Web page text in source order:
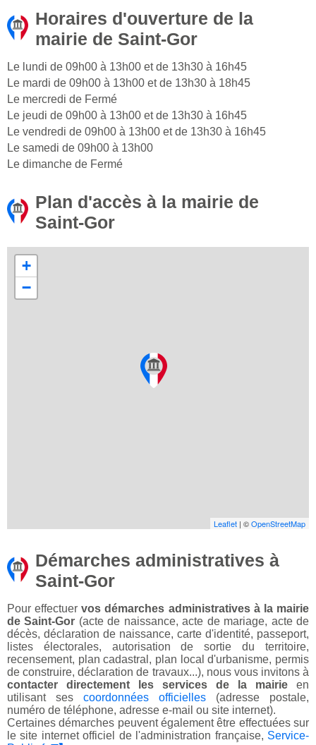
Horaires d'ouverture de la
mairie de Saint-Gor
Le lundi de 09h00 à 13h00 et de 13h30 à 16h45
Le mardi de 09h00 à 13h00 et de 13h30 à 18h45
Le mercredi de Fermé
Le jeudi de 09h00 à 13h00 et de 13h30 à 16h45
Le vendredi de 09h00 à 13h00 et de 13h30 à 16h45
Le samedi de 09h00 à 13h00
Le dimanche de Fermé
Plan d'accès à la mairie de
Saint-Gor
+
−
Leaflet | ©OpenStreetMap
Démarches administratives à
Saint-Gor
Pour effectuervos démarches administratives à la mairie
de Saint-Gor (acte de naissance, acte de mariage, acte de
décès, déclaration de naissance, carte d'identité, passeport,
listes électorales, autorisation de sortie du territoire,
recensement, plan cadastral, plan local d'urbanisme, permis
de construire, déclaration de travaux...), nous vous invitons à
contacter directement les services de la mairie en
utilisant ses coordonnées officielles (adresse postale,
numéro de téléphone, adresse e-mail ou site internet).
Certaines démarches peuvent également être effectuées sur
le site internet officiel de l'administration française, Service-